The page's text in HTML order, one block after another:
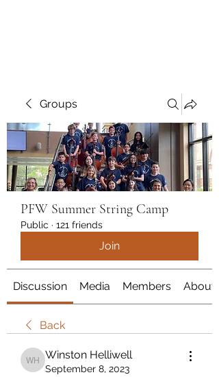
Groups
PFW Summer String Camp
Public · 121 friends
Join
Discussion Media Members About
Back
Winston Helliwell
Winston Helliwell
September 8, 2023